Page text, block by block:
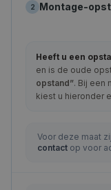
2 Montage-
Heeft u een
en is de oude
opstand”. Bij een
kiest u hieronder
Voor deze maat
contact op voor